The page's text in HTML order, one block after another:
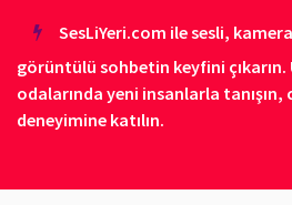
SesLiYeri.com ile sesli,
görüntülü sohbetin keyfini
odalarında yeni insanlarla tanışın,
deneyimine katılın.